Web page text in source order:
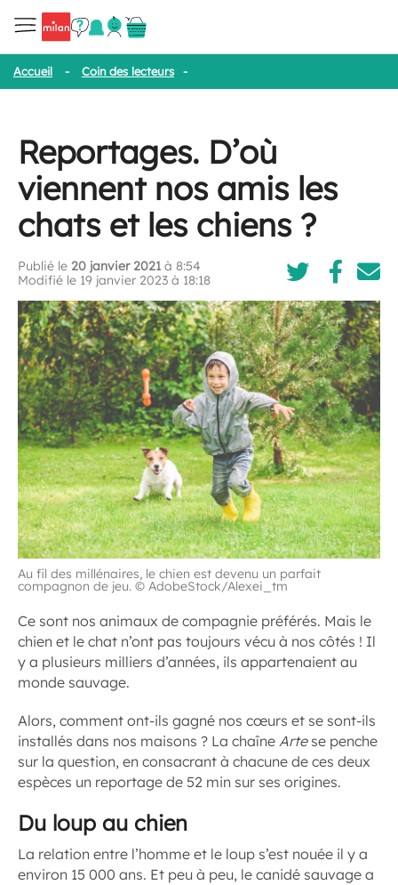
Accueil - Coin des lecteurs -
Reportages. D’où
viennent nos amis les
chats et les chiens ?
Publié le 20 janvier 2021 à 8:54
Modifié le 19 janvier 2023 à 18:18
Au fil des millénaires, le chien est devenu un parfait
compagnon de jeu. © AdobeStock/Alexei_tm
Ce sont nos animaux de compagnie préférés. Mais le
chien et le chat n’ont pas toujours vécu à nos côtés ! Il
y a plusieurs milliers d’années, ils appartenaient au
monde sauvage.
Alors, comment ont-ils gagné nos cœurs et se sont-ils
installés dans nos maisons ? La chaîne Artese penche
sur la question, en consacrant à chacune de ces deux
espèces un reportage de 52 min sur ses origines.
Du loup au chien
La relation entre l’homme et le loup s’est nouée il y a
environ 15 000 ans. Et peu à peu, le canidé sauvage a